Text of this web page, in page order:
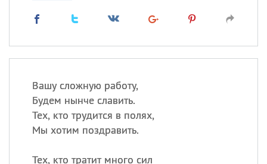
Вашу сложную работу,
Будем нынче славить.
Тех, кто трудится в полях,
Мы хотим поздравить.
Тех, кто тратит много сил